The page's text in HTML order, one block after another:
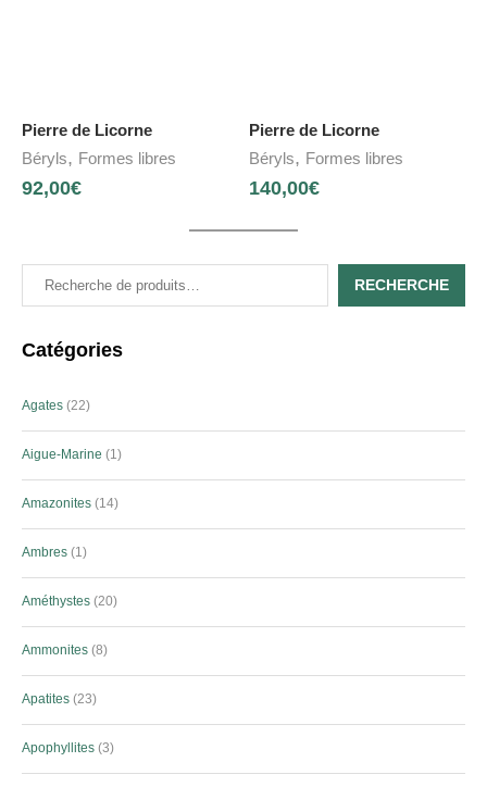
Pierre de Licorne
Béryls, Formes libres
92,00€
Pierre de Licorne
Béryls, Formes libres
140,00€
RECHERCHE
Catégories
Agates 22
Aigue-Marine 1
Amazonites 14
Ambres 1
Améthystes 20
Ammonites 8
Apatites 23
Apophyllites 3